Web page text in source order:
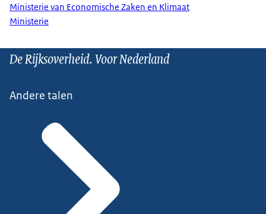
Ministerie van Economische Zaken en Klimaat
Ministerie
De Rijksoverheid. Voor Nederland
Andere talen